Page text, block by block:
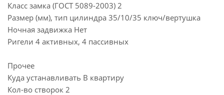
Класс замка (ГОСТ 5089-2003) 2
Размер (мм), тип цилиндра 35/10/35 ключ/вертушка
Ночная задвижка Нет
Ригели 4 активных, 4 пассивных
Прочее
Куда устанавливать В квартиру
Кол-во створок 2